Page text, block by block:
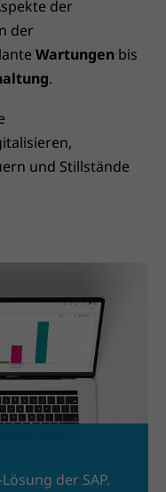
der
der
Wartungen bis
.
und Stillstände
der SAP.